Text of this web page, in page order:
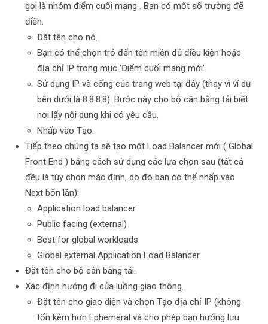
gọi là nhóm điểm cuối mạng . Bạn có một số trường để
điền.
Đặt tên cho nó.
Bạn có thể chọn trỏ đến tên miền đủ điều kiện hoặc
địa chỉ IP trong mục ‘Điểm cuối mạng mới’.
Sử dụng IP và cổng của trang web tại đây (thay vì ví dụ
bên dưới là 8.8.8.8). Bước này cho bộ cân bằng tải biết
nơi lấy nội dung khi có yêu cầu.
Nhấp vào Tạo.
Tiếp theo chúng ta sẽ tạo một Load Balancer mới ( Global
Front End ) bằng cách sử dụng các lựa chọn sau (tất cả
đều là tùy chọn mặc định, do đó bạn có thể nhấp vào
Next bốn lần):
Application load balancer
Public facing (external)
Best for global workloads
Global external Application Load Balancer
Đặt tên cho bộ cân bằng tải.
Xác định hướng đi của luồng giao thông.
Đặt tên cho giao diện và chọn Tạo địa chỉ IP (không
tốn kém hơn Ephemeral và cho phép bạn hướng lưu